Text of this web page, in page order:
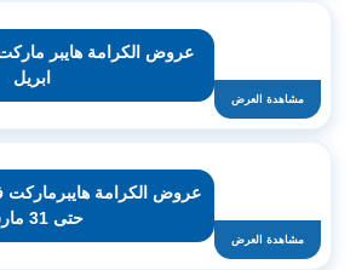
مشاهدة العرض
ابريل
مشاهدة العرض
حتى 31 مارس